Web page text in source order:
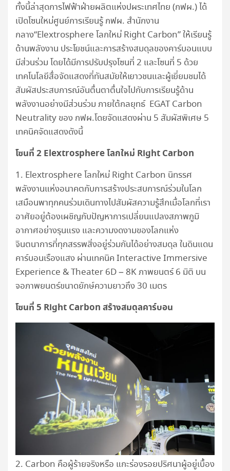
ทั้งนี้ล่าสุดการไฟฟ้าฝ่ายผลิตแห่งปผระเทศไทย (กฟผ.) ได้
เปิดโซนใหม่ศูนย์การเรียนรู้ กฟผ. สำนักงาน
กลาง“Elextrosphere โลกใหม่ Right Carbon” ให้เรียนรู้
ด้านพลังงาน ประโยชน์และการสร้างสมดุลของคาร์บอนแบบ
มีส่วนร่วม โดยได้มีการปรับปรุงโซนที่ 2 และโซนที่ 5 ด้วย
เทคโนโลยีสื่อจัดแสดงที่ทันสมัยให้เยาวชนและผู้เยี่ยมชมได้
สัมผัสประสบการณ์อันตื่นตาตื่นใจไปกับการเรียนรู้ด้าน
พลังงานอย่างมีส่วนร่วม ภายใต้กลยุทธ์ EGAT Carbon
Neutrality ของ กฟผ.โดยจัดแสดงผ่าน 5 สัมผัสพิเศษ 5
เทคนิคจัดแสดงดังนี้
โซนที่2 Elextrosphereโลกใหม่ Right Carbon
1. Elextrosphere โลกใหม่ Right Carbon นิทรรศ
พลังงานแห่งอนาคตกับการสร้างประสบการณ์ร่วมในโลก
เสมือนพาทุกคนร่วมเดินทางไปสัมผัสความรู้สึกเมื่อโลกที่เรา
อาศัยอยู่ต้องเผชิญกับปัญหาการเปลี่ยนแปลงสภาพภูมิ
อากาศอย่างรุนแรง และความงดงามของโลกแห่ง
จินตนาการที่ทุกสรรพสิ่งอยู่ร่วมกันได้อย่างสมดุล ในดินแดน
คาร์บอนเรืองแสง ผ่านเทคนิค Interactive Immersive
Experience & Theater 6D – 8K ภาพยนตร์ 6 มิติ บน
จอภาพยนตร์ขนาดยักษ์ความยาวถึง 30 เมตร
โซนที่5 Right Carbonสร้างสมดุลคาร์บอน
2. Carbon คือผู้ร้ายจริงหรือ แกะร่องรอยปริศนาผู้อยู่เบื้อง